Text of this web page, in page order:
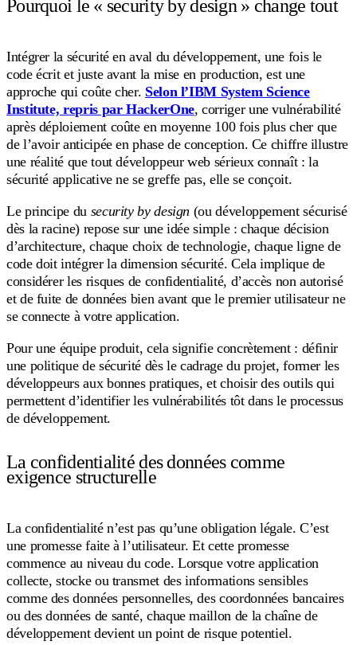
Pourquoi le « security by design » change tout
Intégrer la sécurité en aval du développement, une fois le
code écrit et juste avant la mise en production, est une
approche qui coûte cher. Selon l’IBM System Science
Institute, repris par HackerOne, corriger une vulnérabilité
après déploiement coûte en moyenne 100 fois plus cher que
de l’avoir anticipée en phase de conception. Ce chiffre illustre
une réalité que tout développeur web sérieux connaît : la
sécurité applicative ne se greffe pas, elle se conçoit.
Le principe du security by design (ou développement sécurisé
dès la racine) repose sur une idée simple : chaque décision
d’architecture, chaque choix de technologie, chaque ligne de
code doit intégrer la dimension sécurité. Cela implique de
considérer les risques de confidentialité, d’accès non autorisé
et de fuite de données bien avant que le premier utilisateur ne
se connecte à votre application.
Pour une équipe produit, cela signifie concrètement : définir
une politique de sécurité dès le cadrage du projet, former les
développeurs aux bonnes pratiques, et choisir des outils qui
permettent d’identifier les vulnérabilités tôt dans le processus
de développement.
La confidentialité des données comme
exigence structurelle
La confidentialité n’est pas qu’une obligation légale. C’est
une promesse faite à l’utilisateur. Et cette promesse
commence au niveau du code. Lorsque votre application
collecte, stocke ou transmet des informations sensibles
comme des données personnelles, des coordonnées bancaires
ou des données de santé, chaque maillon de la chaîne de
développement devient un point de risque potentiel.